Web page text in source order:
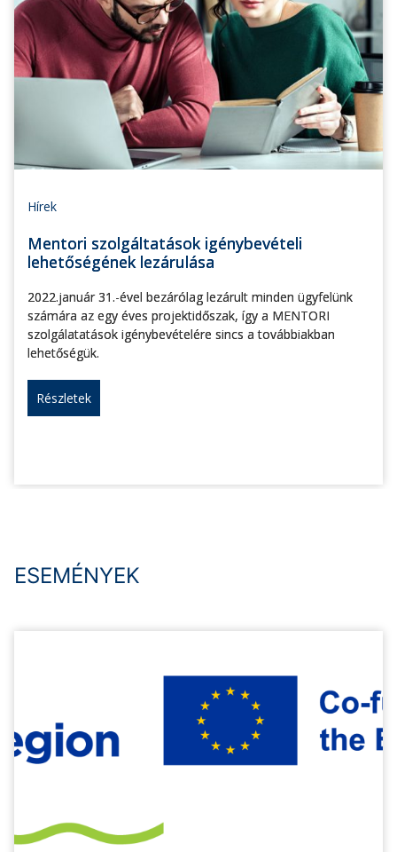
Hírek
Mentori szolgáltatások igénybevételi
lehetőségének lezárulása
2022.január 31.-ével bezárólag lezárult minden ügyfelünk
számára az egy éves projektidőszak, így a MENTORI
szolgálatatások igénybevételére sincs a továbbiakban
lehetőségük.
Részletek
ESEMÉNYEK